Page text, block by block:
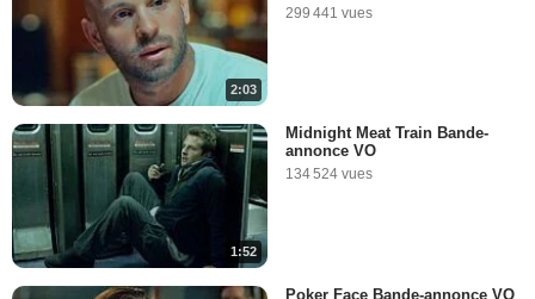
2:03
299 441 vues
1:52
Midnight Meat Train Bande-
annonce VO
134 524 vues
Poker Face Bande-annonce VO